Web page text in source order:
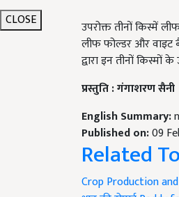
CLOSE
लीफ फोल्डर और वाइट
द्वारा इन तीनों किस्मों
English Summary:
Published on:09
Related
Crop Production
धान की रोपाईPaddy